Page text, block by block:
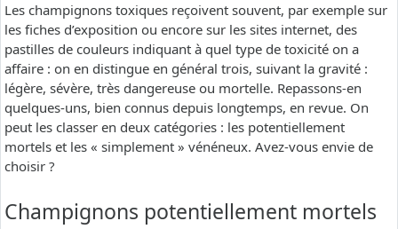
Les champignons toxiques reçoivent souvent, par exemple sur
les fiches d’exposition ou encore sur les sites internet, des
pastilles de couleurs indiquant à quel type de toxicité on a
affaire : on en distingue en général trois, suivant la gravité :
légère, sévère, très dangereuse ou mortelle. Repassons-en
quelques-uns, bien connus depuis longtemps, en revue. On
peut les classer en deux catégories : les potentiellement
mortels et les « simplement » vénéneux. Avez-vous envie de
choisir ?
Champignons potentiellement mortels